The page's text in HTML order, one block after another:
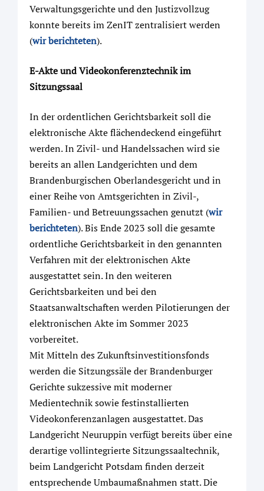
Verwaltungsgerichte und den Justizvollzug
konnte bereits im ZenIT zentralisiert werden
(wir berichteten).
E-Akte und Videokonferenztechnik im
Sitzungssaal
In der ordentlichen Gerichtsbarkeit soll die
elektronische Akte flächendeckend eingeführt
werden. In Zivil- und Handelssachen wird sie
bereits an allen Landgerichten und dem
Brandenburgischen Oberlandesgericht und in
einer Reihe von Amtsgerichten in Zivil-,
Familien- und Betreuungssachen genutzt (wir
berichteten). Bis Ende 2023 soll die gesamte
ordentliche Gerichtsbarkeit in den genannten
Verfahren mit der elektronischen Akte
ausgestattet sein. In den weiteren
Gerichtsbarkeiten und bei den
Staatsanwaltschaften werden Pilotierungen der
elektronischen Akte im Sommer 2023
vorbereitet.
Mit Mitteln des Zukunftsinvestitionsfonds
werden die Sitzungssäle der Brandenburger
Gerichte sukzessive mit moderner
Medientechnik sowie festinstallierten
Videokonferenzanlagen ausgestattet. Das
Landgericht Neuruppin verfügt bereits über eine
derartige vollintegrierte Sitzungssaaltechnik,
beim Landgericht Potsdam finden derzeit
entsprechende Umbaumaßnahmen statt. Die